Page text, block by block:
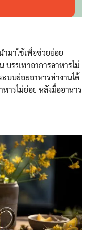
ำมาใช้เพื่อช่วยย่อย
บรรเทาอาการอาหารไม่
บบย่อยอาหารทำงานได้
ารไม่ย่อย หลังมื้ออาหาร